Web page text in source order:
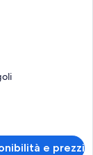
e prezzi